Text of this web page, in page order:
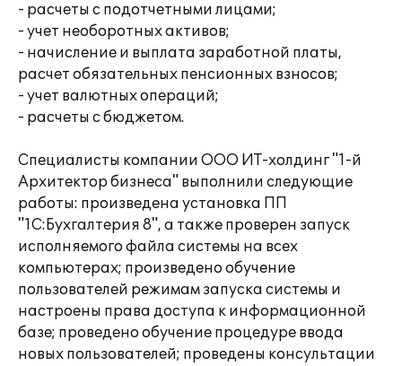
- расчеты с подотчетными лицами;
- учет необоротных активов;
- начисление и выплата заработной платы,
расчет обязательных пенсионных взносов;
- учет валютных операций;
- расчеты с бюджетом.
Специалисты компании ООО ИТ-холдинг "1-й
Архитектор бизнеса" выполнили следующие
работы: произведена установка ПП
"1С:Бухгалтерия 8", а также проверен запуск
исполняемого файла системы на всех
компьютерах; произведено обучение
пользователей режимам запуска системы и
настроены права доступа к информационной
базе; проведено обучение процедуре ввода
новых пользователей; проведены консультации